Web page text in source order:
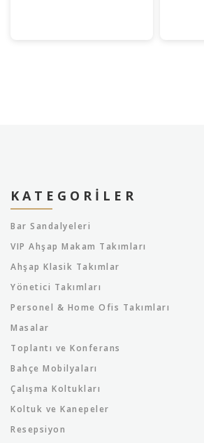
KATEGORILER
Bar Sandalyeleri
VIP Ahşap Makam Takımları
Ahşap Klasik Takımlar
Yönetici Takımları
Personel & Home Ofis Takımları
Masalar
Toplantı ve Konferans
Bahçe Mobilyaları
Çalışma Koltukları
Koltuk ve Kanepeler
Resepsiyon